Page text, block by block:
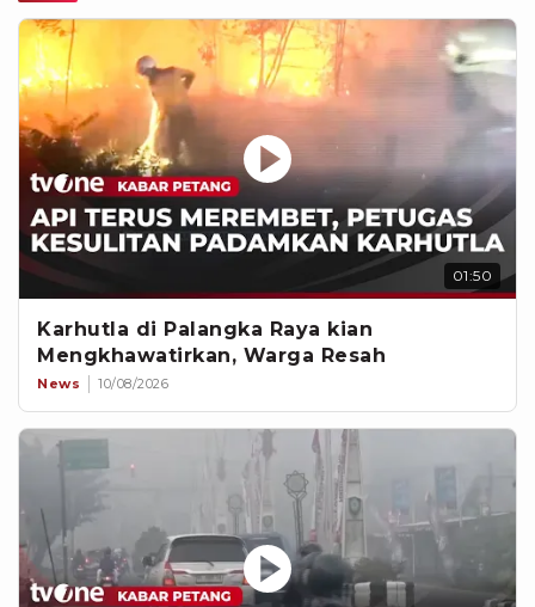
01:50
Karhutla di Palangka Raya kian
Mengkhawatirkan, Warga Resah
News 10/08/2026